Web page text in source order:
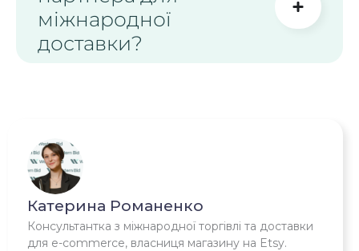
міжнародної
доставки?
Катерина Романенко
Консультантка з міжнародної торгівлі та доставки
для e-commerce, власниця магазину на Etsy.